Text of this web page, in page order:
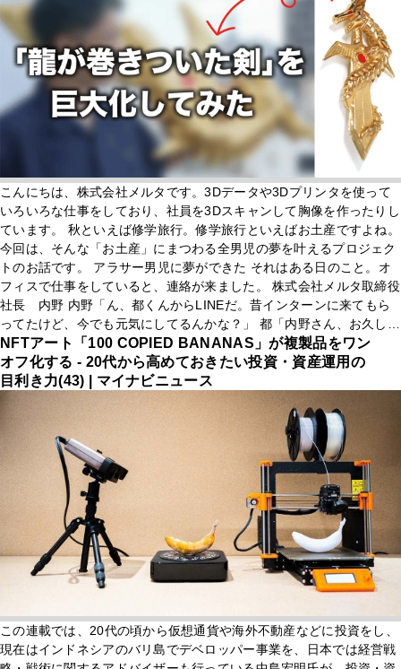
こんにちは、株式会社メルタです。3Dデータや3Dプリンタを使って
いろいろな仕事をしており、社員を3Dスキャンして胸像を作ったりし
ています。 秋といえば修学旅行。修学旅行といえばお土産ですよね。
今回は、そんな「お土産」にまつわる全男児の夢を叶えるプロジェク
トのお話です。 アラサー男児に夢ができた それはある日のこと。オ
フィスで仕事をしていると、連絡が来ました。 株式会社メルタ取締役
社長 内野 内野「ん、都くんからLINEだ。昔インターンに来てもら
ってたけど、今でも元気にしてるんかな？」 都「内野さん、お久しぶ
りです。夢、叶えてますか？」 内野「久々の連絡がコレ…？ 変な勧
誘
NFTアート「100 COPIED BANANAS」が複製品をワン
オフ化する - 20代から高めておきたい投資・資産運用の
目利き力(43) | マイナビニュース
この連載では、20代の頃から仮想通貨や海外不動産などに投資をし、
現在はインドネシアのバリ島でデベロッパー事業を、日本では経営戦